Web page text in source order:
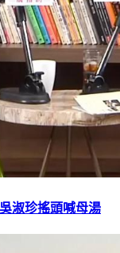
淑珍搖頭喊母湯